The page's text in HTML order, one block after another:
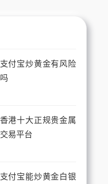
支付宝炒黄金有风险
吗
香港十大正规贵金属
交易平台
支付宝能炒黄金白银